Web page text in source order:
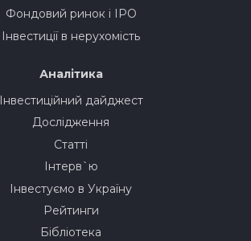
Фондовий ринок і IPO
Інвестиції в нерухомість
Аналітика
Інвестиційний дайджест
Дослідження
Статті
Інтерв`ю
Інвестуємо в Україну
Рейтинги
Бібліотека